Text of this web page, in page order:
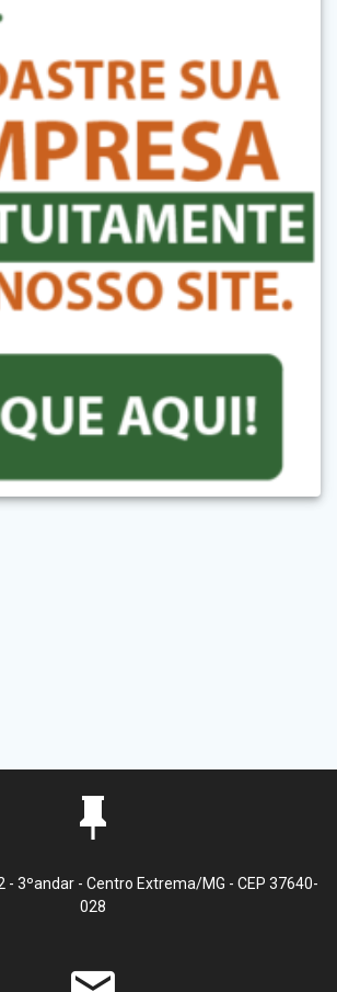
- 3ºandar - Centro Extrema/MG - CEP 37640-
028